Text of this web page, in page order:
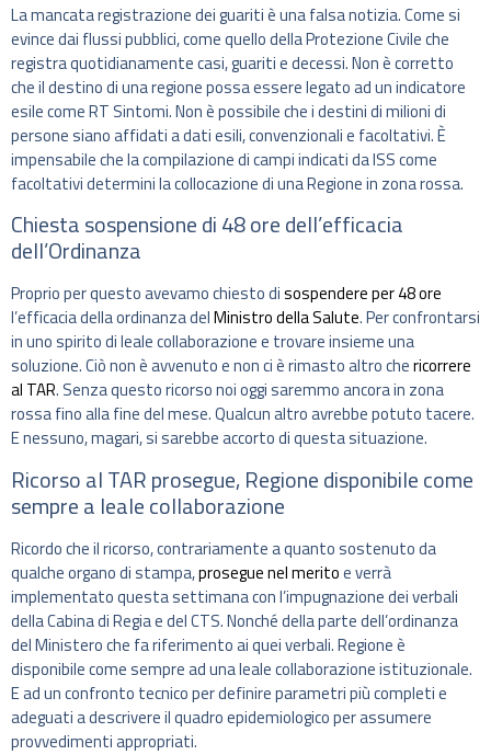
La mancata registrazione dei guariti è una falsa notizia. Come si
evince dai flussi pubblici, come quello della Protezione Civile che
registra quotidianamente casi, guariti e decessi. Non è corretto
che il destino di una regione possa essere legato ad un indicatore
esile come RT Sintomi. Non è possibile che i destini di milioni di
persone siano affidati a dati esili, convenzionali e facoltativi. È
impensabile che la compilazione di campi indicati da ISS come
facoltativi determini la collocazione di una Regione in zona rossa.
Chiesta sospensione di 48 ore dell’efficacia
dell’Ordinanza
Proprio per questo avevamo chiesto disospendere per 48 ore
l’efficacia della ordinanza delMinistro della Salute. Per confrontarsi
in uno spirito di leale collaborazione e trovare insieme una
soluzione. Ciò non è avvenuto e non ci è rimasto altro chericorrere
al TAR. Senza questo ricorso noi oggi saremmo ancora in zona
rossa fino alla fine del mese. Qualcun altro avrebbe potuto tacere.
E nessuno, magari, si sarebbe accorto di questa situazione.
Ricorso al TAR prosegue, Regione disponibile come
sempre a leale collaborazione
Ricordo che il ricorso, contrariamente a quanto sostenuto da
qualche organo di stampa,prosegue nel meritoe verrà
implementato questa settimana con l’impugnazione dei verbali
della Cabina di Regia e del CTS. Nonché della parte dell’ordinanza
del Ministero che fa riferimento ai quei verbali. Regione è
disponibile come sempre ad una leale collaborazione istituzionale.
E ad un confronto tecnico per definire parametri più completi e
adeguati a descrivere il quadro epidemiologico per assumere
provvedimenti appropriati.